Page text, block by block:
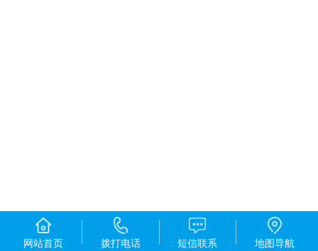
网站首页 拨打电话 短信联系 地图导航